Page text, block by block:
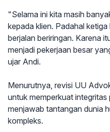
"Selama ini kita masih
kepada klien. Padahal
berjalan beriringan. Karena
menjadi pekerjaan besar
ujar Andi.
Menurutnya, revisi UU
untuk memperkuat
menjawab tantangan dunia
kompleks.